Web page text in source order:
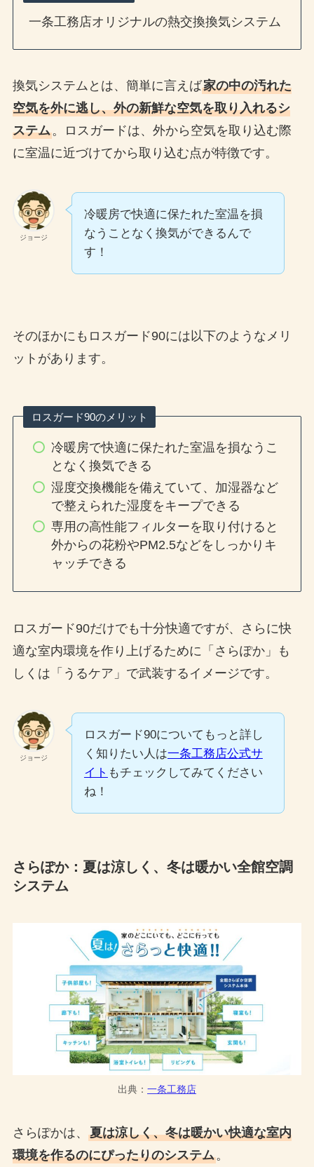
一条工務店オリジナルの熱交換換気システム
換気システムとは、簡単に言えば家の中の汚れた
空気を外に逃し、外の新鮮な空気を取り入れるシ
ステム。ロスガードは、外から空気を取り込む際
に室温に近づけてから取り込む点が特徴です。
ジョージ
冷暖房で快適に保たれた室温を損
なうことなく換気ができるんで
す！
そのほかにもロスガード90には以下のようなメリ
ットがあります。
ロスガード90のメリット
冷暖房で快適に保たれた室温を損なうこ
となく換気できる
湿度交換機能を備えていて、加湿器など
で整えられた湿度をキープできる
専用の高性能フィルターを取り付けると
外からの花粉やPM2.5などをしっかりキ
ャッチできる
ロスガード90だけでも十分快適ですが、さらに快
適な室内環境を作り上げるために「さらぽか」も
しくは「うるケア」で武装するイメージです。
ジョージ
ロスガード90についてもっと詳し
く知りたい人は一条工務店公式サ
イト もチェックしてみてください
ね！
さらぽか：夏は涼しく、冬は暖かい全館空調
システム
出典： 一条工務店
さらぽかは、 夏は涼しく、冬は暖かい快適な室内
環境を作るのにぴったりのシステム。